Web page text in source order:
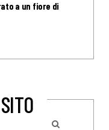
a un fiore di